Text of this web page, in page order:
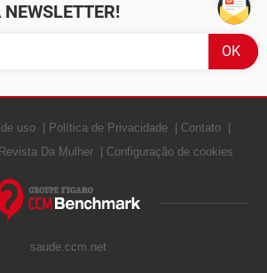
uso Política de Privacidade
Contato
Da Mulher Configuração de cookies
saude.ccm.net